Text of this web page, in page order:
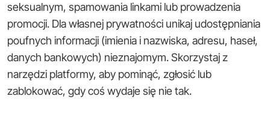
seksualnym, spamowania linkami lub prowadzenia
promocji. Dla własnej prywatności unikaj udostępniania
poufnych informacji (imienia i nazwiska, adresu, haseł,
danych bankowych) nieznajomym. Skorzystaj z
narzędzi platformy, aby pominąć, zgłosić lub
zablokować, gdy coś wydaje się nie tak.